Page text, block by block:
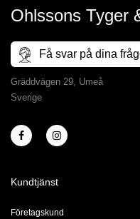
Ohlssons Tyger
Få svar på dina
Gräddvägen 29, Umeå
Sverige
Kundtjänst
Företagskund